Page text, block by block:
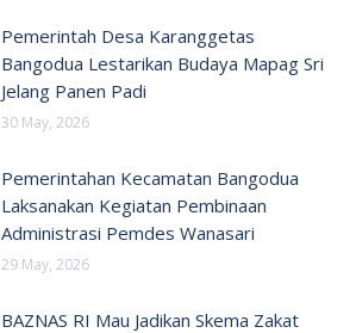
Pemerintah Desa Karanggetas
Bangodua Lestarikan Budaya Mapag Sri
Jelang Panen Padi
30 May, 2026
Pemerintahan Kecamatan Bangodua
Laksanakan Kegiatan Pembinaan
Administrasi Pemdes Wanasari
29 May, 2026
BAZNAS RI Mau Jadikan Skema Zakat